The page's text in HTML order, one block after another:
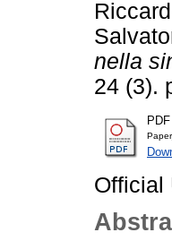
nella
24 (3).
PDF
Official